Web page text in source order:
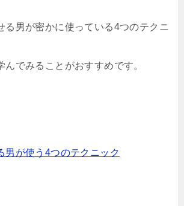
る男が密かに使っている4つのテクニ
んでみることがおすすめです。
が使う4つのテクニック